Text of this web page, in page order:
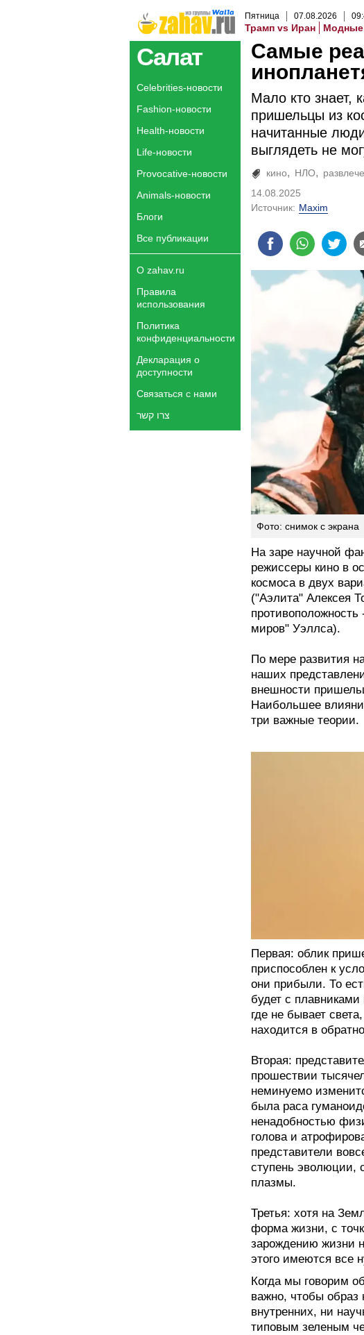
Пятница 07.08.2026 09:
Трамп vs Иран Модные
Салат
Celebrities-новости
Fashion-новости
Health-новости
Life-новости
Provocative-новости
Animals-новости
Блоги
Все публикации
О zahav.ru
Правила
использования
Политика
конфиденциальности
Декларация о
доступности
Связаться с нами
צרו קשר
Самые
Мало кто знает,
пришельцы из
начитанные
выглядеть не
кино НЛО
14.08.2025
Источник: Maxim
Фото: снимок с экрана
На заре научной
режиссеры кино в
космоса в двух
("Аэлита" Алексея
миров" Уэллса).
По мере развития
наших
внешности
Наибольшее
три важные теории.
Первая: облик
приспособлен к
они прибыли. То
будет с
где не бывает
находится в
Вторая:
прошествии
неминуемо
была раса
ненадобностью
голова и
представители
ступень эволюции,
плазмы.
Третья: хотя на
форма жизни, с
зарождению жизни
этого имеются все
Когда мы говорим
важно, чтобы образ
внутренних, ни
типовым зеленым